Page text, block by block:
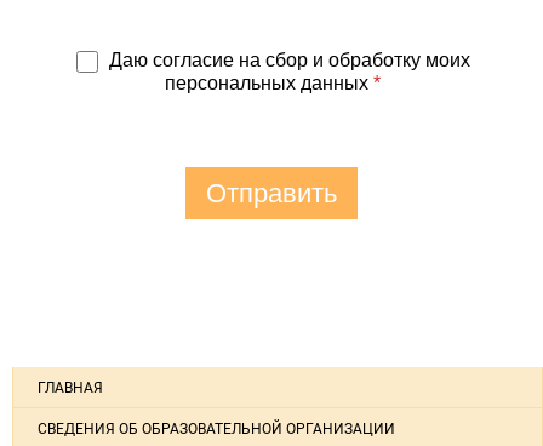
Даю согласие на сбор и обработку моих
персональных данных *
Отправить
ГЛАВНАЯ
СВЕДЕНИЯ ОБ ОБРАЗОВАТЕЛЬНОЙ ОРГАНИЗАЦИИ